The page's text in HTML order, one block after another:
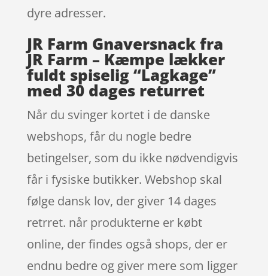
dyre adresser.
JR Farm Gnaversnack fra
JR Farm – Kæmpe lækker
fuldt spiselig “Lagkage”
med 30 dages returret
Når du svinger kortet i de danske
webshops, får du nogle bedre
betingelser, som du ikke nødvendigvis
får i fysiske butikker. Webshop skal
følge dansk lov, der giver 14 dages
retrret. når produkterne er købt
online, der findes også shops, der er
endnu bedre og giver mere som ligger